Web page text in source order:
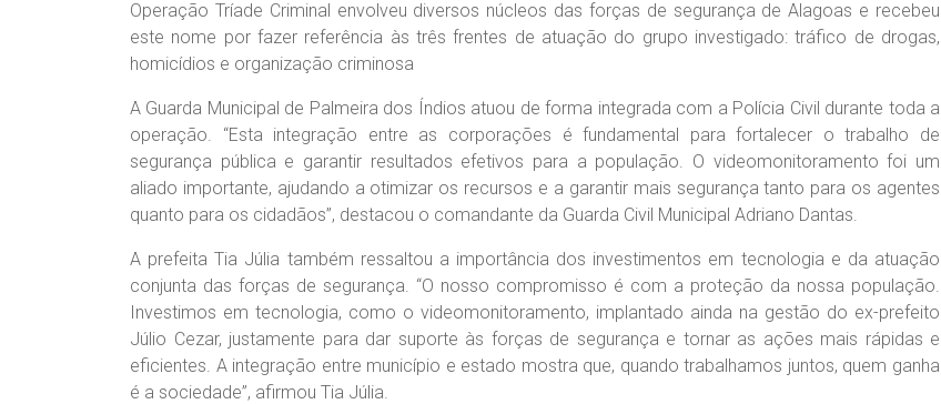
Operação Tríade Criminal envolveu diversos núcleos das forças de segurança de Alagoas e recebeu
este nome por fazer referência às três frentes de atuação do grupo investigado: tráfico de drogas,
homicídios e organização criminosa
A Guarda Municipal de Palmeira dos Índios atuou de forma integrada com a Polícia Civil durante toda a
operação. “Esta integração entre as corporações é fundamental para fortalecer o trabalho de
segurança pública e garantir resultados efetivos para a população. O videomonitoramento foi um
aliado importante, ajudando a otimizar os recursos e a garantir mais segurança tanto para os agentes
quanto para os cidadãos”, destacou o comandante da Guarda Civil Municipal Adriano Dantas.
A prefeita Tia Júlia também ressaltou a importância dos investimentos em tecnologia e da atuação
conjunta das forças de segurança. “O nosso compromisso é com a proteção da nossa população.
Investimos em tecnologia, como o videomonitoramento, implantado ainda na gestão do ex-prefeito
Júlio Cezar, justamente para dar suporte às forças de segurança e tornar as ações mais rápidas e
eficientes. A integração entre município e estado mostra que, quando trabalhamos juntos, quem ganha
é a sociedade”, afirmou Tia Júlia.